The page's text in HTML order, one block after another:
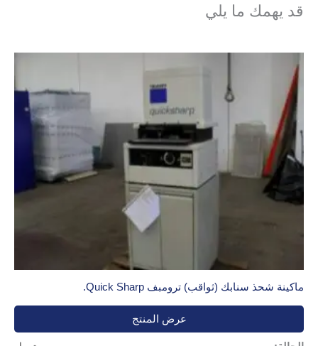
قد يهمك ما يلي
ماكينة شحذ سنابك (ثواقب) ترومبف Quick Sharp.
عرض المنتج